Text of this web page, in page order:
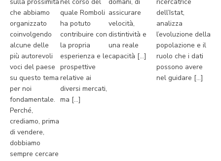
che abbiamo
organizzato
coinvolgendo
alcune delle
più autorevoli
voci del paese
su questo tema
per noi
fondamentale.
Perché,
crediamo, prima
di vendere,
dobbiamo
sempre cercare
quale Romboli
ha potuto
contribuire con
la propria
esperienza e le
prospettive
relative ai
diversi mercati,
ma […]
assicurare
velocità,
distintività e
una reale
capacità […]
dell’Istat,
analizza
l’evoluzione della
popolazione e il
ruolo che i dati
possono avere
nel guidare […]